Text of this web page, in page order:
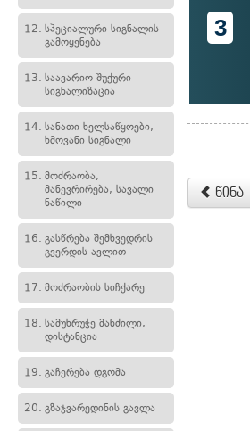
12. სპეციალური სიგნალის
გამოყენება
13. საავარიო შუქური
სიგნალიზაცია
14. სანათი ხელსაწყოები,
ხმოვანი სიგნალი
15. მოძრაობა,
მანევრირება, სავალი
ნაწილი
16. გასწრება შემხვედრის
გვერდის ავლით
17. მოძრაობის სიჩქარე
18. სამუხრუჭე მანძილი,
დისტანცია
19. გაჩერება დგომა
20. გზაჯვარედინის გავლა
3
წინა